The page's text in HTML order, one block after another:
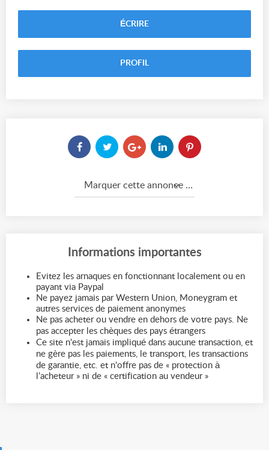
ÉCRIRE
PROFIL
Marquer cette annonce comme...
Informations importantes
Evitez les arnaques en fonctionnant localement ou en
payant via Paypal
Ne payez jamais par Western Union, Moneygram et
autres services de paiement anonymes
Ne pas acheter ou vendre en dehors de votre pays. Ne
pas accepter les chèques des pays étrangers
Ce site n'est jamais impliqué dans aucune transaction, et
ne gère pas les paiements, le transport, les transactions
de garantie, etc. et n'offre pas de « protection à
l’acheteur » ni de « certification au vendeur »